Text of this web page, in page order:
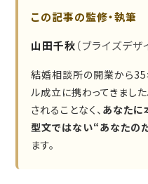
この記事の監修・執筆
山田千秋（ブライズデ
結婚相談所の開業から
ル成立に携わってきまし
されることなく、 あなたに
型文ではない“あなたの
ます。